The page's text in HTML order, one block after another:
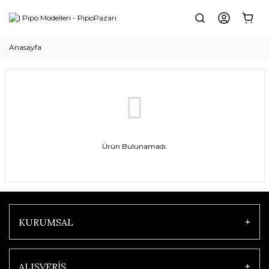
Anasayfa
Ürün Bulunamadı.
KURUMSAL
ALIŞVERİŞ